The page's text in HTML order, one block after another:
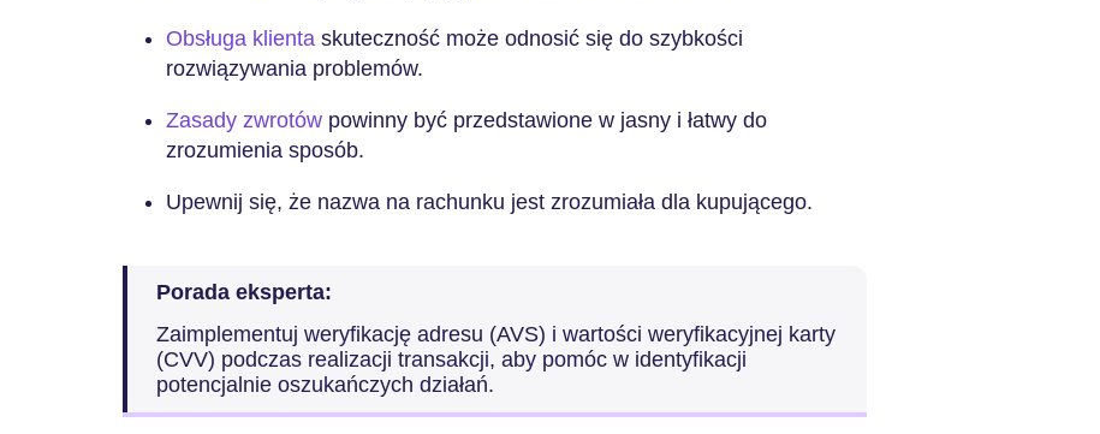
Obsługa klienta skuteczność może odnosić się do szybkości
rozwiązywania problemów.
Zasady zwrotów powinny być przedstawione w jasny i łatwy do
zrozumienia sposób.
Upewnij się, że nazwa na rachunku jest zrozumiała dla kupującego.
Porada eksperta:
Zaimplementuj weryfikację adresu (AVS) i wartości weryfikacyjnej karty
(CVV) podczas realizacji transakcji, aby pomóc w identyfikacji
potencjalnie oszukańczych działań.